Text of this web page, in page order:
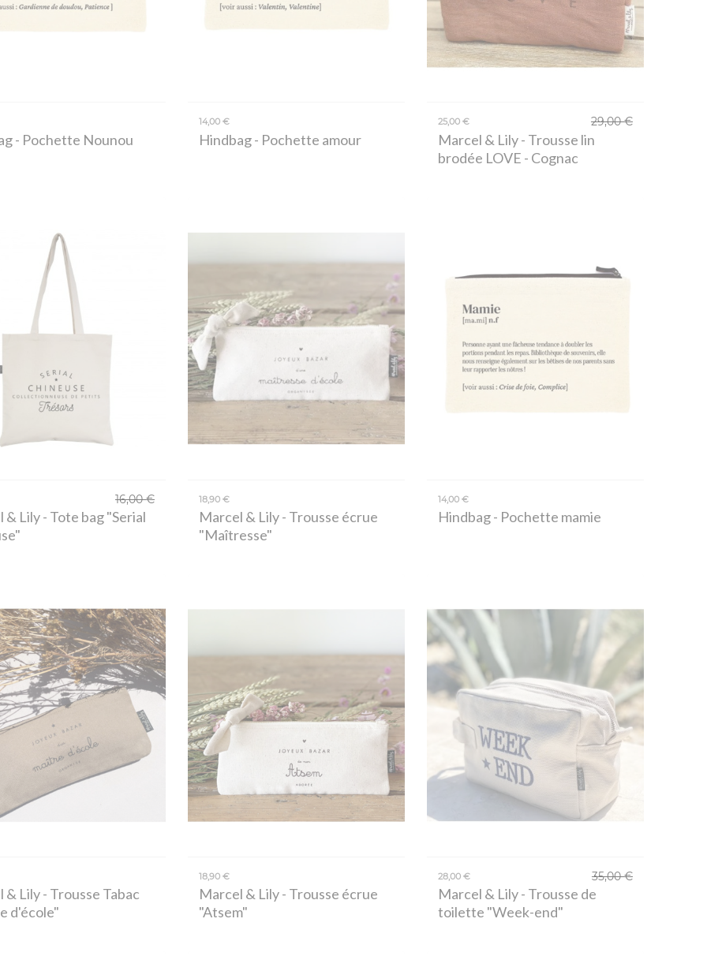
- Pochette Nounou
14,00 €
Hindbag- Pochette amour
25,00 € 29,00 €
Marcel & Lily- Trousse lin
brodée LOVE - Cognac
16,00 €
& Lily- Tote bag "Serial
18,90 €
Marcel & Lily- Trousse écrue
"Maîtresse"
14,00 €
Hindbag- Pochette mamie
& Lily- Trousse Tabac
d'école"
18,90 €
Marcel & Lily- Trousse écrue
"Atsem"
28,00 € 35,00 €
Marcel & Lily- Trousse de
toilette "Week-end"